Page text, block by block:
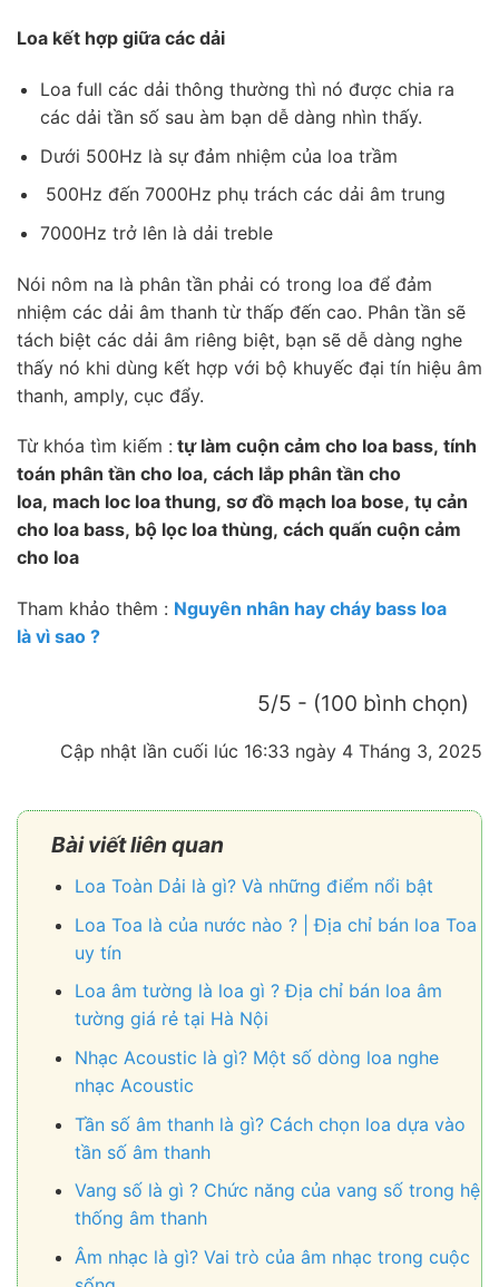
Loa kết hợp giữa các dải
Loa full các dải thông thường thì nó được chia ra
các dải tần số sau àm bạn dễ dàng nhìn thấy.
Dưới 500Hz là sự đảm nhiệm của loa trầm
500Hz đến 7000Hz phụ trách các dải âm trung
7000Hz trở lên là dải treble
Nói nôm na là phân tần phải có trong loa để đảm
nhiệm các dải âm thanh từ thấp đến cao. Phân tần sẽ
tách biệt các dải âm riêng biệt, bạn sẽ dễ dàng nghe
thấy nó khi dùng kết hợp với bộ khuyếc đại tín hiệu âm
thanh, amply, cục đẩy.
Từ khóa tìm kiếm : tự làm cuộn cảm cho loa bass, tính
toán phân tần cho loa, cách lắp phân tần cho
loa, mach loc loa thung, sơ đồ mạch loa bose, tụ cản
cho loa bass, bộ lọc loa thùng, cách quấn cuộn cảm
cho loa
Tham khảo thêm : Nguyên nhân hay cháy bass loa
là vì sao ?
5/5 - (100 bình chọn)
Cập nhật lần cuối lúc 16:33 ngày 4 Tháng 3, 2025
Bài viết liên quan
Loa Toàn Dải là gì? Và những điểm nổi bật
Loa Toa là của nước nào ? | Địa chỉ bán loa Toa
uy tín
Loa âm tường là loa gì ? Địa chỉ bán loa âm
tường giá rẻ tại Hà Nội
Nhạc Acoustic là gì? Một số dòng loa nghe
nhạc Acoustic
Tần số âm thanh là gì? Cách chọn loa dựa vào
tần số âm thanh
Vang số là gì ? Chức năng của vang số trong hệ
thống âm thanh
Âm nhạc là gì? Vai trò của âm nhạc trong cuộc